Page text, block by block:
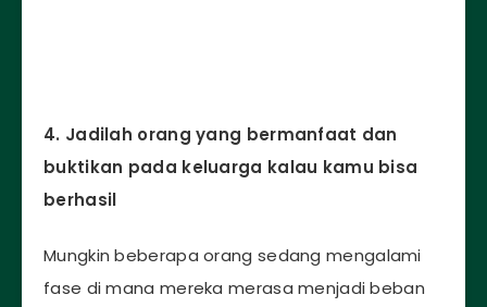
4. Jadilah orang yang bermanfaat dan
buktikan pada keluarga kalau kamu bisa
berhasil
Mungkin beberapa orang sedang mengalami
fase di mana mereka merasa menjadi beban